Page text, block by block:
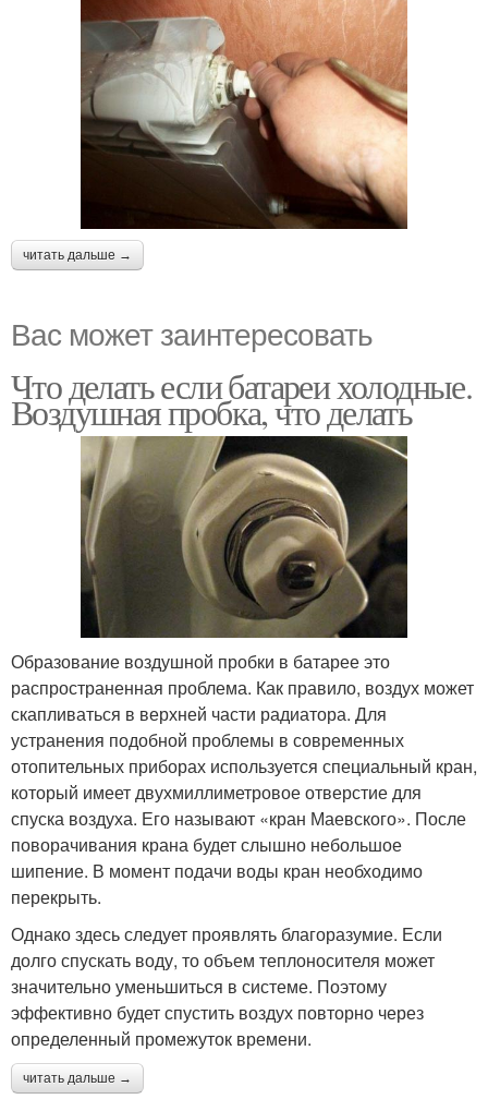
читать дальше →
Вас может заинтересовать
Что делать если батареи холодные.
Воздушная пробка, что делать
Образование воздушной пробки в батарее это
распространенная проблема. Как правило, воздух может
скапливаться в верхней части радиатора. Для
устранения подобной проблемы в современных
отопительных приборах используется специальный кран,
который имеет двухмиллиметровое отверстие для
спуска воздуха. Его называют «кран Маевского». После
поворачивания крана будет слышно небольшое
шипение. В момент подачи воды кран необходимо
перекрыть.
Однако здесь следует проявлять благоразумие. Если
долго спускать воду, то объем теплоносителя может
значительно уменьшиться в системе. Поэтому
эффективно будет спустить воздух повторно через
определенный промежуток времени.
читать дальше →